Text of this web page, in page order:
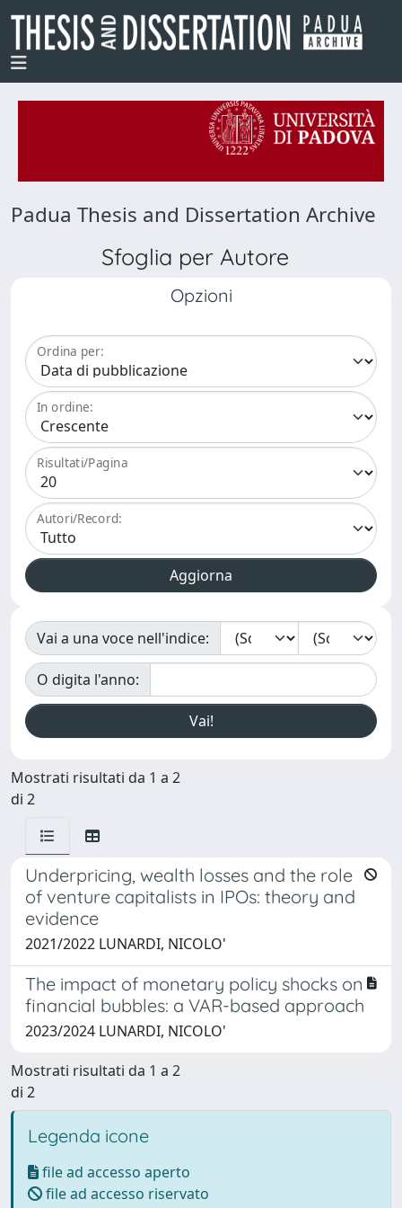
Padua Thesis and Dissertation Archive
Sfoglia per Autore
Opzioni
Ordina per:
In ordine:
Risultati/Pagina
Autori/Record:
Vai a una voce nell'indice:
O digita l'anno:
Mostrati risultati da 1 a 2
di 2
Underpricing, wealth losses and the role
of venture capitalists in IPOs: theory and
evidence
2021/2022 LUNARDI, NICOLO'
The impact of monetary policy shocks on
financial bubbles: a VAR-based approach
2023/2024 LUNARDI, NICOLO'
Mostrati risultati da 1 a 2
di 2
Legenda icone
file ad accesso aperto
file ad accesso riservato